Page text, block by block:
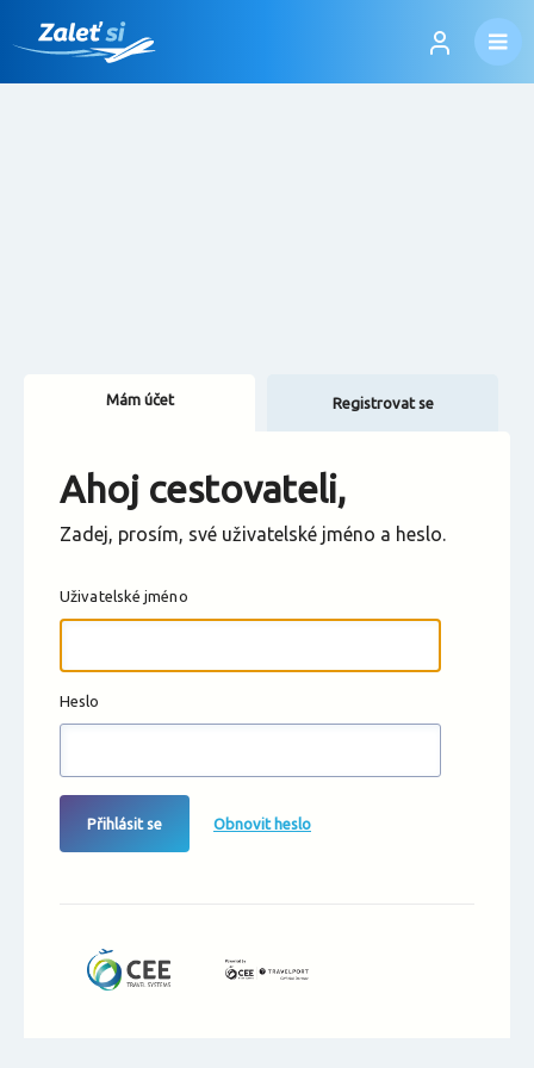
Změnit měnu
Mám účet Registrovat se
Ahoj cestovateli,
Zadej, prosím, své uživatelské jméno a heslo.
Uživatelské jméno
Heslo
Přihlásit se Obnovit heslo